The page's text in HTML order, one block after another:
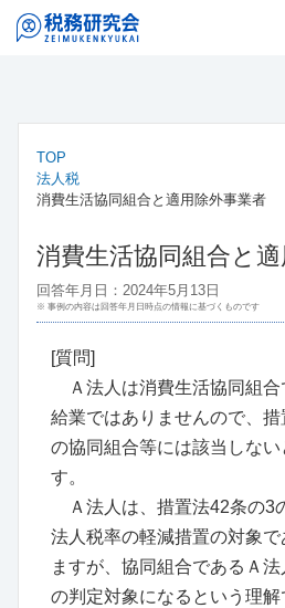
TOP
法人税
消費生活協同組合と適用除外事業者
消費生活協同組合と
回答年月日：2024年5月13日
※ 事例の内容は回答年月日時点の情報に基づくものです
[質問]
Ａ法人は消費生活協同組合
給業ではありませんので、
の協同組合等には該当しない
す。
Ａ法人は、措置法42条の3
法人税率の軽減措置の対象で
ますが、協同組合であるＡ
の判定対象になるという理解